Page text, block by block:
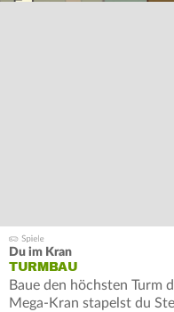
Du im Kran
TURMBAU
Baue den höchsten Turm
Mega-Kran stapelst du